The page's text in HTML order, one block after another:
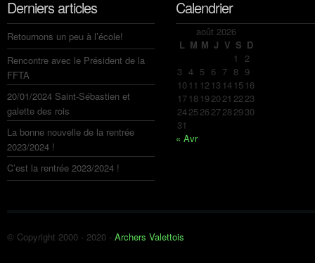
Derniers articles
Retournons un peu à l’école!
Rencontre avec le Président de la
FFTA
20/01/2024 Saint-Sébastien et
galette des rois
La bonne nouvelle de la rentrée
2023/2024 !
C’est la rentrée 2023/2024 !
Calendrier
août 2026
L M M J V S D
1 2
3 4 5 6 7 8 9
10 11 12 13 14 15 16
17 18 192021 2223
24252627282930
31
« Avr
© Copyright 2000 - 2020 - Archers Valettois